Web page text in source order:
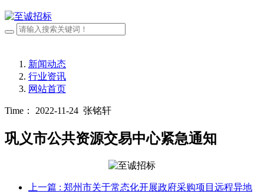
新闻动态
行业资讯
网站首页
Time： 2022-11-24 张铭轩
巩义市公共资源交易中心紧急通知
上一篇 : 郑州市关于常态化开展政府采购项目远程异地